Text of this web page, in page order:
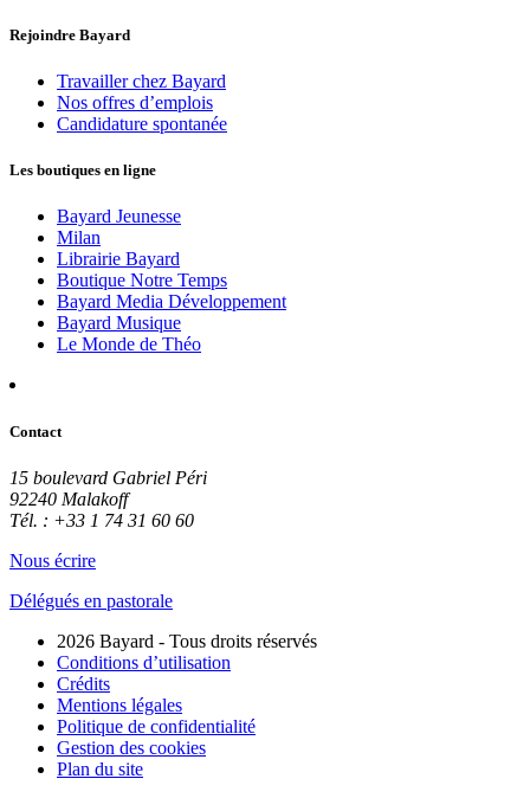
Rejoindre Bayard
Travailler chez Bayard
Nos offres d’emplois
Candidature spontanée
Les boutiques en ligne
Bayard Jeunesse
Milan
Librairie Bayard
Boutique Notre Temps
Bayard Media Développement
Bayard Musique
Le Monde de Théo
Contact
15 boulevard Gabriel Péri
92240 Malakoff
Tél. : +33 1 74 31 60 60
Nous écrire
Délégués en pastorale
2026 Bayard - Tous droits réservés
Conditions d’utilisation
Crédits
Mentions légales
Politique de confidentialité
Gestion des cookies
Plan du site